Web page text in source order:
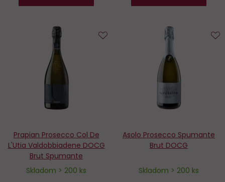
Prapian Prosecco Col De
L'Utia Valdobbiadene DOCG
Brut Spumante
Skladom > 200 ks
Asolo Prosecco Spumante
Brut DOCG
Skladom > 200 ks